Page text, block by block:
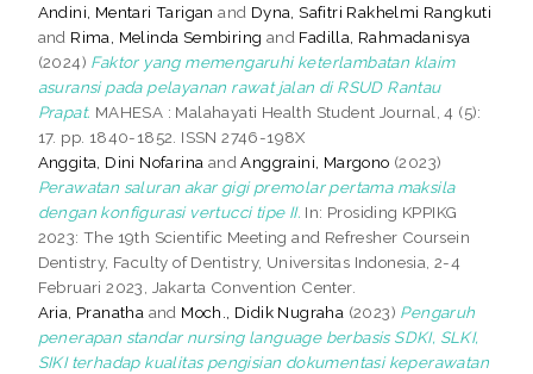
Andini, Mentari Tarigan and Dyna, Safitri Rakhelmi Rangkuti
and Rima, Melinda Sembiring and Fadilla, Rahmadanisya
(2024) Faktor yang memengaruhi keterlambatan klaim
asuransi pada pelayanan rawat jalan di RSUD Rantau
Prapat. MAHESA : Malahayati Health Student Journal, 4 (5):
17. pp. 1840-1852. ISSN 2746-198X
Anggita, Dini Nofarina andAnggraini, Margono (2023)
Perawatan saluran akar gigi premolar pertama maksila
dengan konfigurasi vertucci tipe II. In: Prosiding KPPIKG
2023: The 19th Scientific Meeting and Refresher Coursein
Dentistry, Faculty of Dentistry, Universitas Indonesia, 2-4
Februari 2023, Jakarta Convention Center.
Aria, Pranatha and Moch., Didik Nugraha (2023) Pengaruh
penerapan standar nursing language berbasis SDKI, SLKI,
SIKI terhadap kualitas pengisian dokumentasi keperawatan